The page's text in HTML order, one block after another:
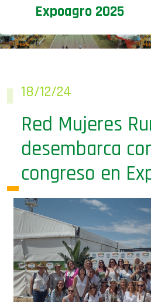
Expoagro 2025
18/12/24
Red Mujeres
desembarca
congreso en